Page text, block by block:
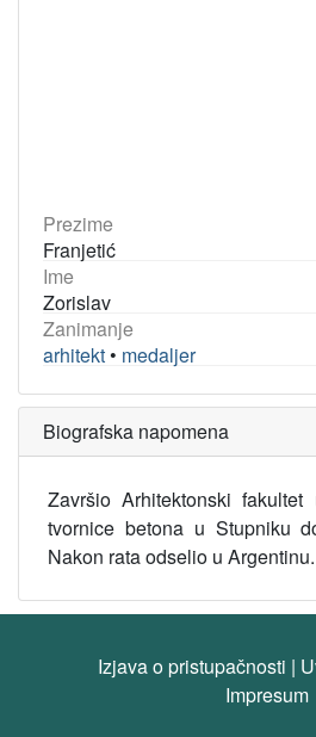
Prezime
Franjetić
Ime
Zorislav
Zanimanje
arhitekt • medaljer
Biografska napomena
Završio Arhitektonski
tvornice betona u Stupniku
Nakon rata odselio u Argentinu.
Izjava o pristupačnosti |
Impresum